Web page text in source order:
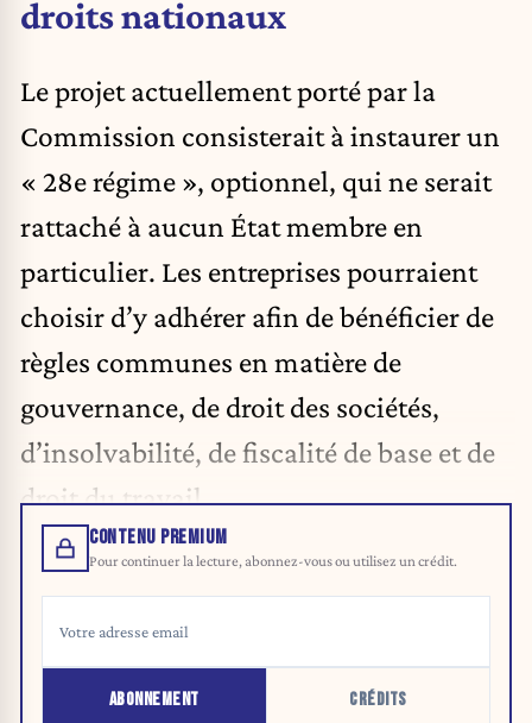
droits nationaux
Le projet actuellement porté par la
Commission consisterait à instaurer un
« 28e régime », optionnel, qui ne serait
rattaché à aucun État membre en
particulier. Les entreprises pourraient
choisir d’y adhérer afin de bénéficier de
règles communes en matière de
gouvernance, de droit des sociétés,
d’insolvabilité, de fiscalité de base et de
droit du travail.
CONTENU PREMIUM
Pour continuer la lecture, abonnez-vous ou utilisez un crédit.
ABONNEMENT CRÉDITS